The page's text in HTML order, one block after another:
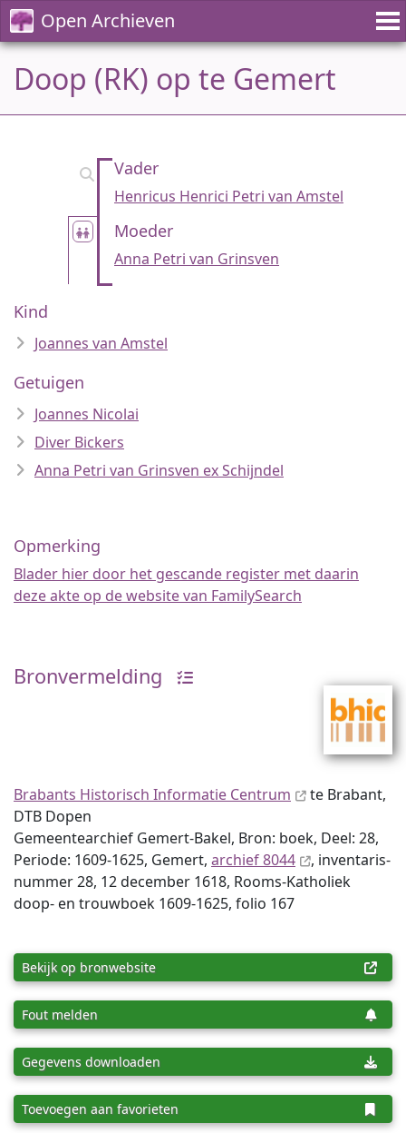
Open Archieven
Doop (RK) op te Gemert
Vader
Henricus Henrici Petri van Amstel
Moeder
Anna Petri van Grinsven
Kind
Joannes van Amstel
Getuigen
Joannes Nicolai
Diver Bickers
Anna Petri van Grinsven ex Schijndel
Opmerking
Blader hier door het gescande register met daarin
deze akte op de website van FamilySearch
Bronvermelding
Brabants Historisch Informatie Centrum
te Brabant,
DTB Dopen
Gemeentearchief Gemert-Bakel, Bron: boek, Deel: 28,
Periode: 1609-1625, Gemert, archief 8044
, inventaris­
num­mer 28, 12 december 1618, Rooms-Katholiek
doop- en trouwboek 1609-1625, folio 167
Bekijk op bronwebsite
Fout melden
Gegevens downloaden
Toevoegen aan favorieten